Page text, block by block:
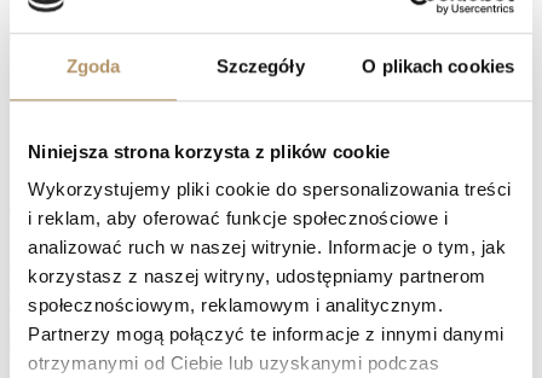
Zgoda Szczegóły O plikach cookies
Niniejsza strona korzysta z plików cookie
Wykorzystujemy pliki cookie do spersonalizowania treści
i reklam, aby oferować funkcje społecznościowe i
analizować ruch w naszej witrynie. Informacje o tym, jak
korzystasz z naszej witryny, udostępniamy partnerom
społecznościowym, reklamowym i analitycznym.
Partnerzy mogą połączyć te informacje z innymi danymi
otrzymanymi od Ciebie lub uzyskanymi podczas
Sąd Apelacyjny w Gdańsku I Wydział Cywilny, referent SSA Ewa
708/23) na rozprawie ustalił, że oddala apelację pozwanego;
orzeczenia do dnia zapłaty.
Facebook
Twitter
LinkedIn
Prev26.04.2024 r. – wygrana sprawa przeciwko mBank Spółka
Akcyjna – umowa kredytu nieważna w całości
30.04.2024r. – wygrana sprawa przeciwko Bank BPH Spółce
Akcyjnej – umowa kredytu nieważna w całości
Następny
Naprawdę warto zawalczyć o swoje prawa, zwłaszcza, jeśli spłata